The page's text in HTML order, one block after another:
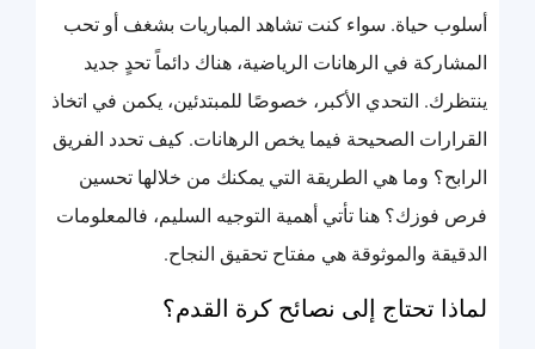
أسلوب حياة. سواء كنت تشاهد المباريات بشغف أو تحب
المشاركة في الرهانات الرياضية، هناك دائماً تحدٍ جديد
ينتظرك. التحدي الأكبر، خصوصًا للمبتدئين، يكمن في اتخاذ
القرارات الصحيحة فيما يخص الرهانات. كيف تحدد الفريق
الرابح؟ وما هي الطريقة التي يمكنك من خلالها تحسين
فرص فوزك؟ هنا تأتي أهمية التوجيه السليم، فالمعلومات
الدقيقة والموثوقة هي مفتاح تحقيق النجاح.
لماذا تحتاج إلى نصائح كرة القدم؟